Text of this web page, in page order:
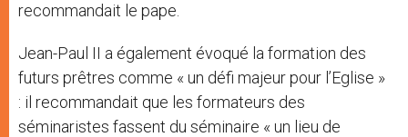
recommandait le pape.
Jean-Paul II a également évoqué la formation des
futurs prêtres comme « un défi majeur pour l’Eglise »
: il recommandait que les formateurs des
séminaristes fassent du séminaire « un lieu de